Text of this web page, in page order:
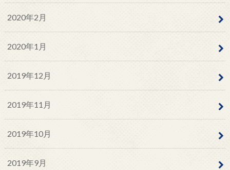
2020年2月
2020年1月
2019年12月
2019年11月
2019年10月
2019年9月